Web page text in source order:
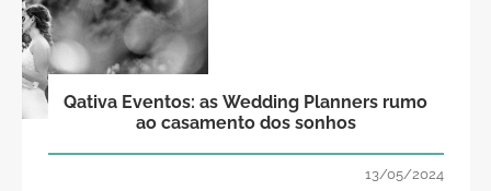
Qativa Eventos: as Wedding Planners rumo
ao casamento dos sonhos
13/05/2024